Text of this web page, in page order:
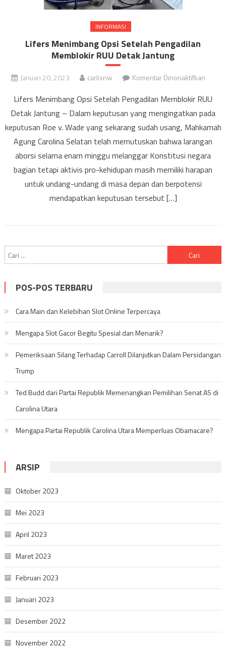
INFORMASI
Lifers Menimbang Opsi Setelah Pengadilan
Memblokir RUU Detak Jantung
Januari 20, 2023 carlisnw Komentar Dinonaktifkanpada
Opsi
Lifers Menimbang Opsi Setelah Pengadilan Memblokir RUU
Detak Jantung – Dalam keputusan yang mengingatkan pada
keputusan Roe v. Wade yang sekarang sudah usang, Mahkamah
Agung Carolina Selatan telah memutuskan bahwa larangan
aborsi selama enam minggu melanggar Konstitusi negara
bagian tetapi aktivis pro-kehidupan masih memiliki harapan
untuk undang-undang di masa depan dan berpotensi
mendapatkan keputusan tersebut […]
untuk:
POS-POS TERBARU
Cara Main dan Kelebihan Slot Online Terpercaya
Mengapa Slot Gacor Begitu Spesial dan Menarik?
Pemeriksaan Silang Terhadap Carroll Dilanjutkan Dalam Persidangan
Trump
Ted Budd dari Partai Republik Memenangkan Pemilihan Senat AS di
Carolina Utara
Mengapa Partai Republik Carolina Utara Memperluas Obamacare?
ARSIP
Oktober 2023
Mei 2023
April 2023
Maret 2023
Februari 2023
Januari 2023
Desember 2022
November 2022